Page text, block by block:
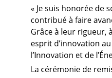
« Je suis honorée de
contribué à faire
Grâce à leur rigueur,
esprit d’innovation
l’Innovation et de
La cérémonie de